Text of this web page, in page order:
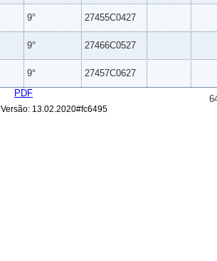
9° 27455C0427
9° 27466C0527
9° 27457C0627
PDF
Versão: 13.02.2020#fc6495